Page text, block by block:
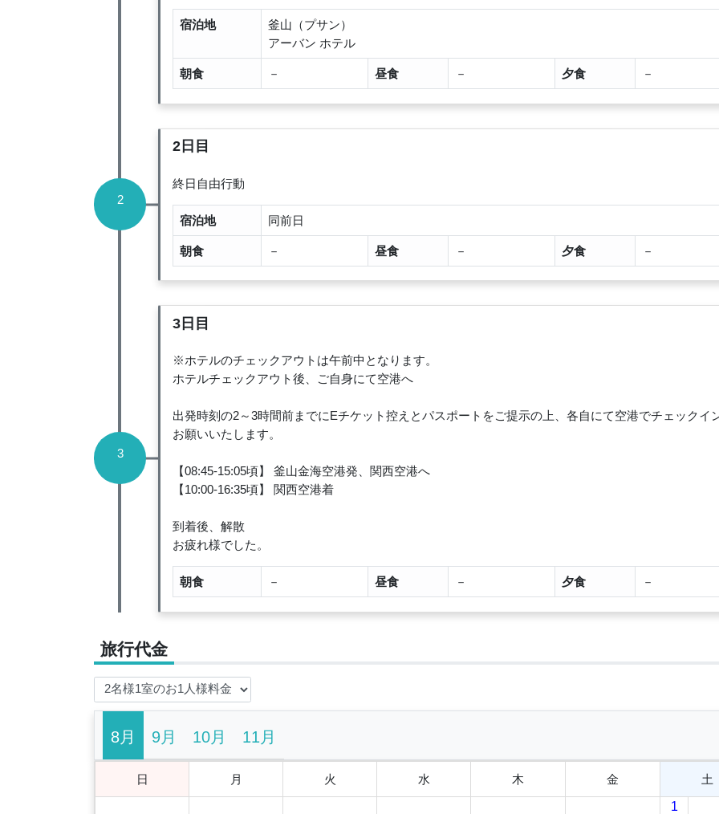
宿泊地
釜山（プサン）
アーバン ホテル
朝食 － 昼食 － 夕食 －
2
2日目
終日自由行動
宿泊地 同前日
朝食 － 昼食 － 夕食 －
3
3日目
※ホテルのチェックアウトは午前中となります。
ホテルチェックアウト後、ご自身にて空港へ
出発時刻の2～3時間前までにEチケット控えとパスポートをご提示の上、各自にて空港でチェックイ
お願いいたします。
【08:45-15:05頃】 釜山金海空港発、関西空港へ
【10:00-16:35頃】 関西空港着
到着後、解散
お疲れ様でした。
朝食 － 昼食 － 夕食 －
旅行代金
8月 9月 10月 11月
日 月 火 水 木 金
土
1